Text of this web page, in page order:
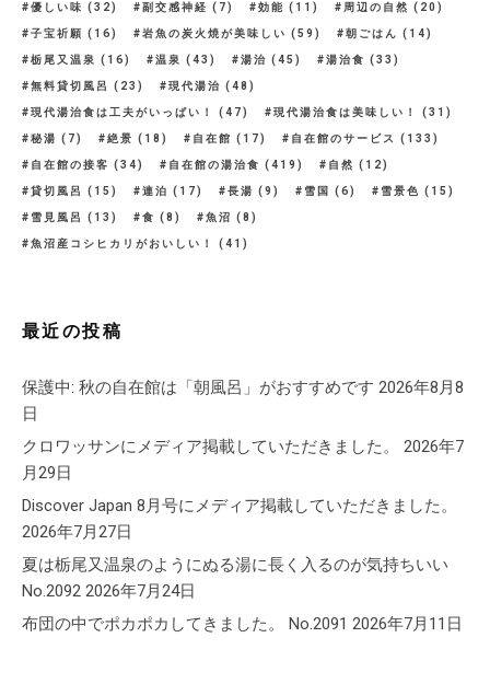
優しい味 (32) 副交感神経 (7) 効能 (11) 周辺の自然 (20)
子宝祈願 (16) 岩魚の炭火焼が美味しい (59) 朝ごはん (14)
栃尾又温泉 (16) 温泉 (43) 湯治 (45) 湯治食 (33)
無料貸切風呂 (23) 現代湯治 (48)
現代湯治食は工夫がいっぱい！ (47) 現代湯治食は美味しい！ (31)
秘湯 (7) 絶景 (18) 自在館 (17) 自在館のサービス (133)
自在館の接客 (34) 自在館の湯治食 (419) 自然 (12)
貸切風呂 (15) 連泊 (17) 長湯 (9) 雪国 (6) 雪景色 (15)
雪見風呂 (13) 食 (8) 魚沼 (8)
魚沼産コシヒカリがおいしい！ (41)
最近の投稿
保護中: 秋の自在館は「朝風呂」がおすすめです 2026年8月8
日
クロワッサンにメディア掲載していただきました。
2026年7
月29日
Discover Japan 8月号にメディア掲載していただきました。
2026年7月27日
夏は栃尾又温泉のようにぬる湯に長く入るのが気持ちいい
No.2092 2026年7月24日
布団の中でポカポカしてきました。 No.2091 2026年7月11日